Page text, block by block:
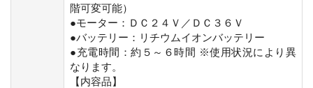
階可変可能）
●モーター：ＤＣ２４Ｖ／ＤＣ３６Ｖ
●バッテリー：リチウムイオンバッテリー
●充電時間：約５～６時間 ※使用状況により異
なります。
【内容品】